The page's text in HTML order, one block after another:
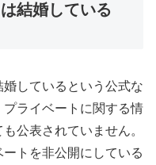
結婚している
しているという公式な
ライベートに関する情
公表されていません。
トを非公開にしている